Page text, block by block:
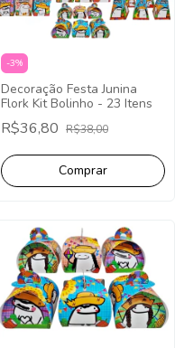
-3%
Decoração Festa Junina
Flork Kit Bolinho - 23 Itens
R$36,80 R$38,00